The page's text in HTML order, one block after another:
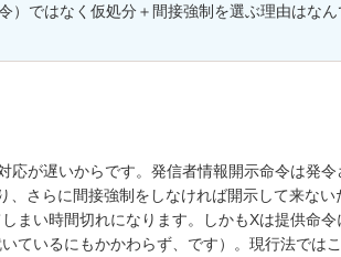
）ではなく仮処分＋間接強制を選ぶ理由はなん
応が遅いからです。発信者情報開示命令は発令
、さらに間接強制をしなければ開示して来ない
まい時間切れになります。しかもXは提供命
ているにもかかわらず、です）。現行法では